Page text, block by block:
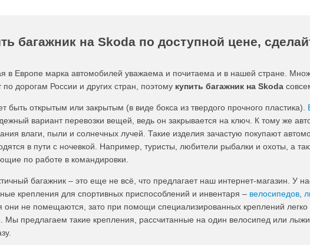
багажник на Skoda по доступной цене,
в Европе марка автомобилей уважаема и почитаема и в нашей стране.
по дорогам России и других стран, поэтому купить багажник на Skoda
быть открытым или закрытым (в виде бокса из твердого прочного пластика).
вариант перевозки вещей, ведь он закрывается на ключ. К тому же
влаги, пыли и солнечных лучей. Такие изделия зачастую покупают
в пути с ночевкой. Например, туристы, любители рыбалки и охоты, а
по работе в командировки.
багажник – это еще не всё, что предлагает наш интернет-магазин. У
крепления для спортивных приспособлений и инвентаря – велосипедов
они не помещаются, зато при помощи специализированных креплений легко
Мы предлагаем такие крепления, рассчитанные на один велосипед или